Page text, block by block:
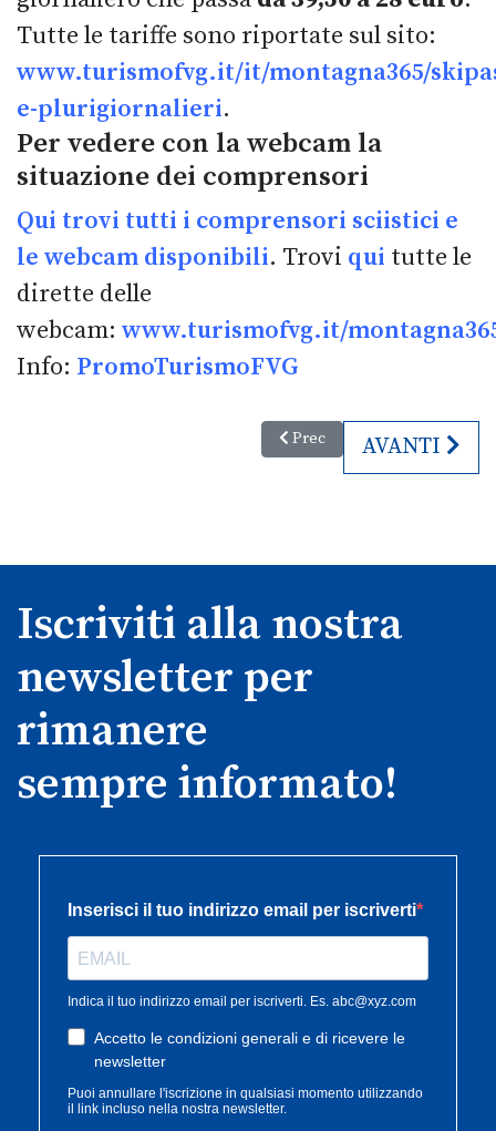
Tutte le tariffe sono riportate sul sito:
www.turismofvg.it/it/montagna365/
e-plurigiornalieri.
Per vedere con la webcam la
situazione dei comprensori
Qui trovi tutti i comprensori sciistici e
le webcam disponibili. Trovi qui tutte le
dirette delle
webcam: www.turismofvg.it/
Info: PromoTurismoFVG
Articolo precedente: Il
Prec ARTICOLO
AVANTI
Iscriviti alla nostra
newsletter per
rimanere
sempre informato!